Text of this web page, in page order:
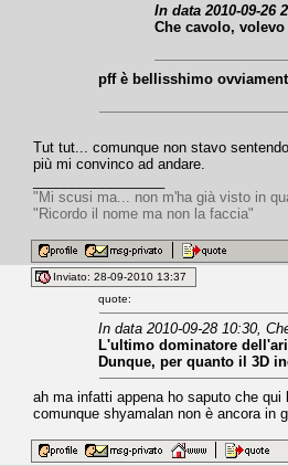
In data 2010-09-26
Che cavolo,
pff è bellisshimo
Tut tut... comunque non stavo
più mi convinco ad andare.
"Mi scusi ma... non m'ha già visto in
"Ricordo il nome ma non la faccia"
Inviato: 28-09-2010 13:37
quote:
In data 2010-09-28 10:30,
L'ultimo dominatore
Dunque, per quanto il 3D
ah ma infatti appena ho saputo che
comunque shyamalan non è ancora in